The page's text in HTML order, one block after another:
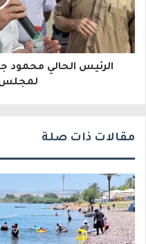
ت
ر
الرئيس الحالي محمود
لمجلس
مقالات ذات صلة